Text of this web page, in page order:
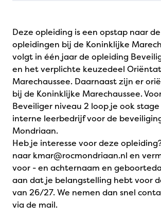
Deze opleiding is een opstap naar
opleidingen bij de Koninklijke
volgt in één jaar de opleiding
en het verplichte keuzedeel
Marechaussee. Daarnaast zijn er
bij de Koninklijke Marechaussee.
Beveiliger niveau 2 loop je ook
interne leerbedrijf voor de
Mondriaan.
Heb je interesse voor deze
naar kmar@rocmondriaan.nl en
voor - en achternaam en
aan dat je belangstelling hebt voor
van 26/27. We nemen dan snel
via de mail.